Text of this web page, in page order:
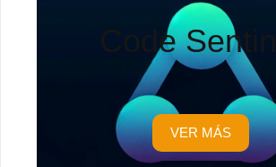
Code
VER MÁS